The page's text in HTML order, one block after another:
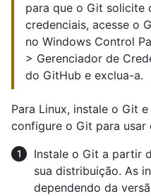
para que o Git solicite
credenciais, acesse o
no Windows Control
> Gerenciador de
do GitHub e exclua-a.
Para Linux, instale o Git
configure o Git para usar
Instale o Git a partir
sua distribuição. As
dependendo da